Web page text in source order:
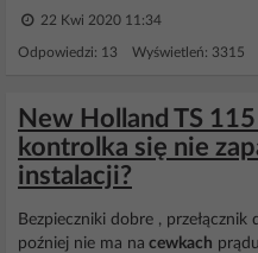
22 Kwi 2020 11:34
Odpowiedzi: 13 Wyświetleń: 3315
New Holland TS
kontrolka się nie
instalacji?
Bezpieczniki dobre ,
poźniej nie ma na cewkach